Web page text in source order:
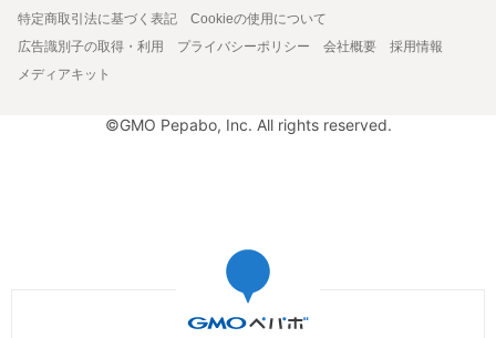
特定商取引法に基づく表記
Cookieの使用について
広告識別子の取得・利用
プライバシーポリシー 会社概要
採用情報
メディアキット
©GMO Pepabo, Inc. All rights reserved.